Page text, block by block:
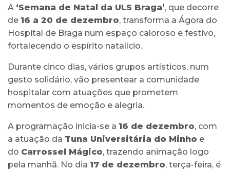
A ‘Semana de Natal da ULS Braga’, que decorre
de 16 a 20 de dezembro, transforma a Ágora do
Hospital de Braga num espaço caloroso e festivo,
fortalecendo o espírito natalício.
Durante cinco dias, vários grupos artísticos, num
gesto solidário, vão presentear a comunidade
hospitalar com atuações que prometem
momentos de emoção e alegria.
A programação inicia-se a 16 de dezembro, com
a atuação da Tuna Universitária do Minho e
do Carrossel Mágico, trazendo animação logo
pela manhã. No dia 17 de dezembro, terça-feira, é